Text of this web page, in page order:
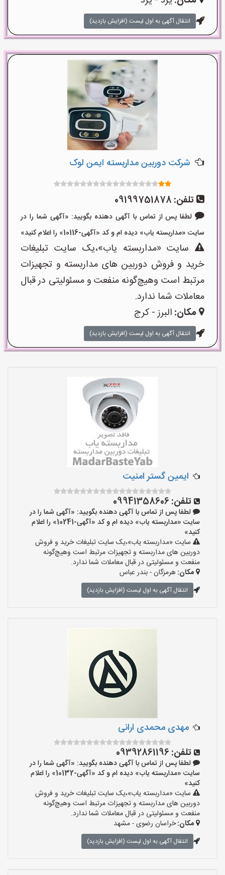
انتقال آگهی به اول لیست (افزایش بازدید)
شرکت دوربین مداربسته ایمن لوک
تلفن: 09199751878
لطفا پس از تماس با آگهی دهنده بگویید: «آگهی شما را در
سایت «مداربسته یاب» دیده ام و کد «آگهی-10116» را اعلام کنید»
سایت «مداربسته یاب»،یک سایت تبلیغات
خرید و فروش دوربین های مداربسته و تجهیزات
مرتبط است وهیچ‌گونه منفعت و مسئولیتی در قبال
معاملات شما ندارد.
مکان: البرز - کرج
انتقال آگهی به اول لیست (افزایش بازدید)
ایمین گستر امنیت
تلفن: 09941358606
لطفا پس از تماس با آگهی دهنده بگویید: «آگهی شما را در
سایت «مداربسته یاب» دیده ام و کد «آگهی-10241» را اعلام
کنید»
سایت «مداربسته یاب»،یک سایت تبلیغات خرید و فروش
دوربین های مداربسته و تجهیزات مرتبط است وهیچ‌گونه
منفعت و مسئولیتی در قبال معاملات شما ندارد.
مکان:هرمزگان - بندر عباس
انتقال آگهی به اول لیست (افزایش بازدید)
مهدی محمدی ارانی
تلفن: 09392861196
لطفا پس از تماس با آگهی دهنده بگویید: «آگهی شما را در
سایت «مداربسته یاب» دیده ام و کد «آگهی-10132» را اعلام
کنید»
سایت «مداربسته یاب»،یک سایت تبلیغات خرید و فروش
دوربین های مداربسته و تجهیزات مرتبط است وهیچ‌گونه
منفعت و مسئولیتی در قبال معاملات شما ندارد.
مکان:خراسان رضوی - مشهد
انتقال آگهی به اول لیست (افزایش بازدید)